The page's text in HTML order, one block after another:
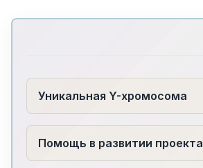
Уникальная Y-хромосома
Помощь в развитии проекта